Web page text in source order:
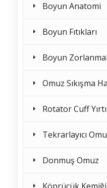
Boyun Anatomi
Boyun Fıtıkları
Boyun
Omuz Sıkışma
Rotator Cuff
Tekrarlayıcı
Donmuş Omuz